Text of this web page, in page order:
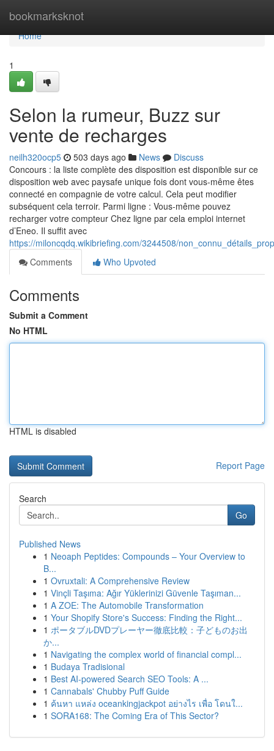
bookmarksknot
Home
Home
1
Selon la rumeur, Buzz sur
vente de recharges
neilh320ocp5 503 days ago News
Discuss
Concours : la liste complète des disposition est disponible sur ce
disposition web avec paysafe unique fois dont vous-même êtes
connecté en compagnie de votre calcul. Cela peut modifier
subséquent cela terroir. Parmi ligne : Vous-même pouvez
recharger votre compteur Chez ligne par cela emploi internet
d’Eneo. Il suffit avec
https://miloncqdq.wikibriefing.com/3244508/
Comments
Who Upvoted
Comments
Submit a Comment
No HTML
HTML is disabled
Report Page
Search
Go
Published News
1 Neoaph Peptides: Compounds – Your Overview to
B...
1 Ovruxtali: A Comprehensive Review
1 Vinçli Taşıma: Ağır Yüklerinizi Güvenle Taşıman...
1 A ZOE: The Automobile Transformation
1 Your Shopify Store's Success: Finding the Right...
1 ポータブルDVDプレーヤー徹底比較：子どものお出
か...
1 Navigating the complex world of financial compl...
1 Budaya Tradisional
1 Best AI-powered Search SEO Tools: A ...
1 Cannabals' Chubby Puff Guide
1 ค้นหา แหล่ง oceankingjackpot อย่างไร เพื่อ โดนใ...
1 SORA168: The Coming Era of This Sector?